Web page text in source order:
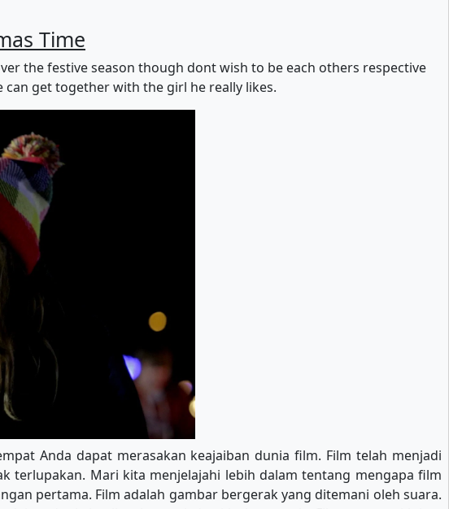
Time
the festive season though dont wish to be each others respective
get together with the girl he really likes.
Anda dapat merasakan keajaiban dunia film. Film telah menjadi
terlupakan. Mari kita menjelajahi lebih dalam tentang mengapa film
pertama. Film adalah gambar bergerak yang ditemani oleh suara.